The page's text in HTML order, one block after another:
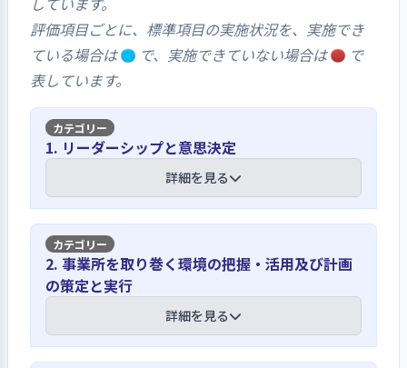
評価項目ごとに、標準項目の実施状況を、実施でき
ている場合は
で、実施できていない場合は
で
表しています。
1. リーダーシップと意思決定
詳細を見る
【講評】
4月の職員会議で理念や方針を唱和する
とともに園の目標を全職員で見直してい
る
2. 事業所を取り巻く環境の把握・活用及び計画
の策定と実行
詳細を見る